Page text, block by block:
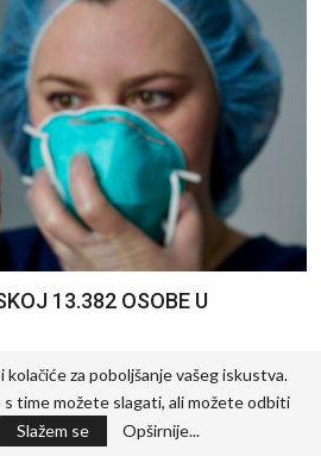
13.382 OSOBE U
od kojih je 5.548 preminulo, a…
za poboljšanje vašeg iskustva.
time možete slagati, ali možete odbiti
Slažem se Opširnije...